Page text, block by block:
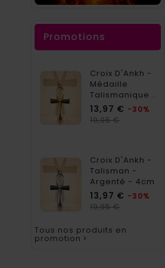
Promotions
Croix D'Ankh -
Médaille
Talismanique...
13,97 € Prix
-30%
19,95 €Prix
Croix D'Ankh -
Talisman -
Argenté - 4cm
13,97 € Prix
-30%
19,95 €Prix
Tous nos produits en
promotion 